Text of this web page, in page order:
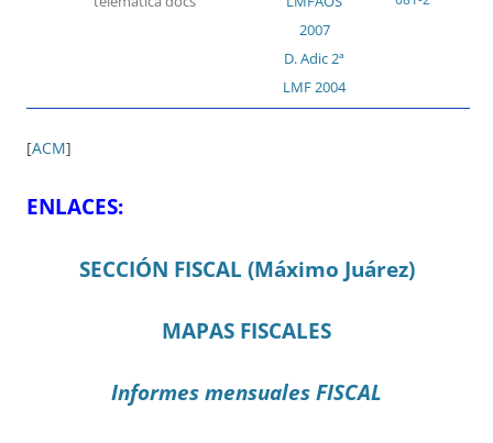
2007
D. Adic 2ª
LMF 2004
[ACM]
ENLACES:
SECCIÓN FISCAL (Máximo Juárez)
MAPAS FISCALES
Informes mensuales FISCAL